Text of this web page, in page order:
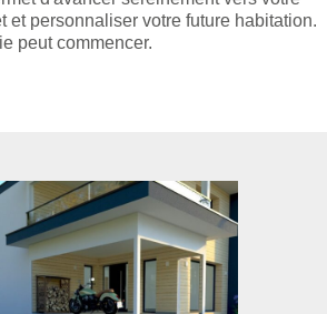
et personnaliser votre future habitation.
peut commencer.